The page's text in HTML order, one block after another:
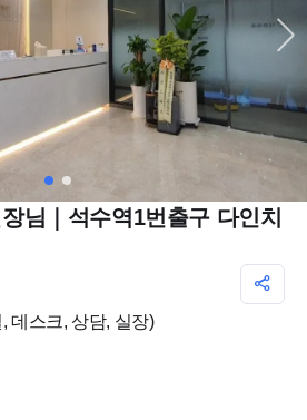
님｜석수역1번출구 다인치
데스크, 상담, 실장)